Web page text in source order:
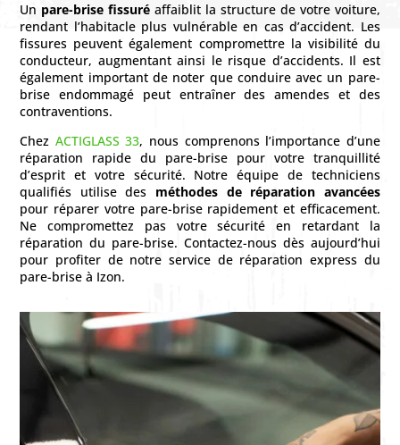
Un pare-brise fissuré affaiblit la structure de votre voiture,
rendant l’habitacle plus vulnérable en cas d’accident. Les
fissures peuvent également compromettre la visibilité du
conducteur, augmentant ainsi le risque d’accidents. Il est
également important de noter que conduire avec un pare-
brise endommagé peut entraîner des amendes et des
contraventions.
Chez ACTIGLASS 33, nous comprenons l’importance d’une
réparation rapide du pare-brise pour votre tranquillité
d’esprit et votre sécurité. Notre équipe de techniciens
qualifiés utilise des méthodes de réparation avancées
pour réparer votre pare-brise rapidement et efficacement.
Ne compromettez pas votre sécurité en retardant la
réparation du pare-brise. Contactez-nous dès aujourd’hui
pour profiter de notre service de réparation express du
pare-brise à Izon.